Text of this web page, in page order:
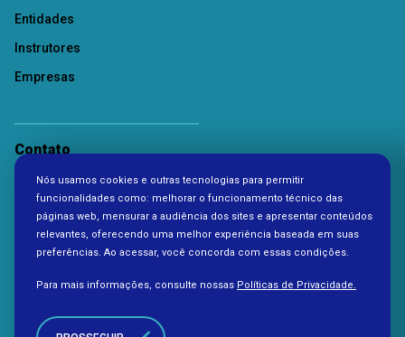
Entidades
Instrutores
Empresas
Contato
Nós usamos cookies e outras tecnologias para permitir
funcionalidades como: melhorar o funcionamento técnico das
páginas web, mensurar a audiência dos sites e apresentar conteúdos
relevantes, oferecendo uma melhor experiência baseada em suas
preferências. Ao acessar, você concorda com essas condições.
Para mais informações, consulte nossas Políticas de Privacidade.